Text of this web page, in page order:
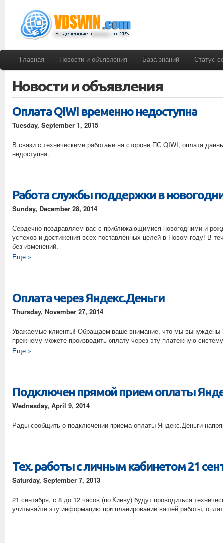
Главная Новости и объявления База знаний Статус
Новости и объявления
Оплата QIWI временно недоступна
Tuesday, September 1, 2015
В связи с техническими работами на стороне ПС QIWI, оплата
недоступна.
Работа службы поддержки в
Sunday, December 28, 2014
Сердечно поздравляем вас с приближающимися новогодними и
успехов и достижения всех поставленных целей в Новом году! В
без изменений.
Еще »
Оплата через Яндекс.Деньги
Thursday, November 27, 2014
Уважаемые клиенты! Обращаем ваше внимание, что мы вынуждены
прежнему можете производить оплату через эту платежную
Еще »
Подключен прямой прием оплаты
Wednesday, April 9, 2014
Рады сообщить о подключении приема оплаты Яндекс.Деньги
Тех. работы с личным кабинетом 21
Saturday, September 7, 2013
21 сентября, с 8 до 12 часов (по Киеву) будут проводиться
учитывайте эту информацию при планировании вашей работы,